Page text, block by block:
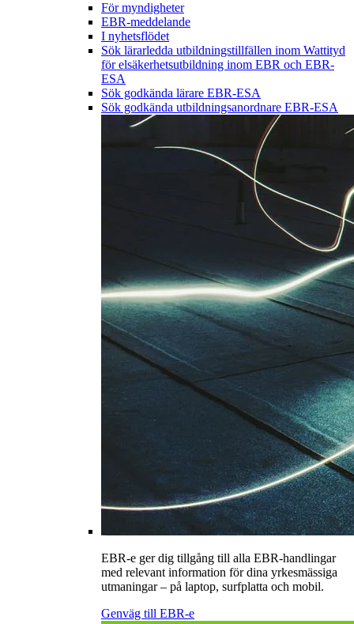
För myndigheter
EBR-meddelande
I nyhetsflödet
Sök lärarledda utbildningstillfällen inom Wattityd
för elsäkerhetsutbildning inom EBR och EBR-
ESA
Sök godkända lärare EBR-ESA
Sök godkända utbildningsanordnare EBR-ESA
EBR-e ger dig tillgång till alla EBR-handlingar
med relevant information för dina yrkesmässiga
utmaningar – på laptop, surfplatta och mobil.
Genväg till EBR-e